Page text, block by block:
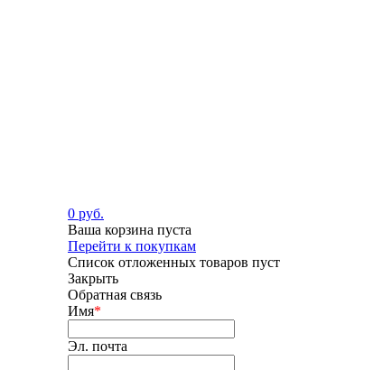
0 руб.
Ваша корзина пуста
Перейти к покупкам
Список отложенных товаров пуст
Закрыть
Обратная связь
Имя*
Эл. почта